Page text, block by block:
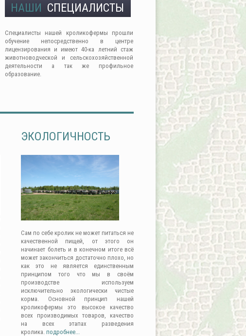
НАШИ СПЕЦИАЛИСТЫ
Специалисты нашей кроликофермы прошли
обучение непосредственно в центре
лицензирования и имеют 40-ка летний стаж
животноводческой и сельскохозяйственной
деятельности а так же профильное
образование.
ЭКОЛОГИЧНОСТЬ
Сам по себе кролик не может питаться не
качественной пищей, от этого он
начинает болеть и в конечном итоге всё
может закончиться достаточно плохо, но
как это не является единственным
принципом того что мы в своём
производстве используем
исключительно экологически чистые
корма. Основной принцип нашей
кроликофермы это высокое качество
всех производимых товаров, качество
на всех этапах разведения
кролика. подробнее...